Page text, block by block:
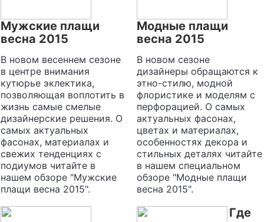
Мужские плащи
весна 2015
В новом весеннем сезоне
в центре внимания
кутюрье эклектика,
позволяющая воплотить в
жизнь самые смелые
дизайнерские решения. О
самых актуальных
фасонах, материалах и
свежих тенденциях с
подиумов читайте в
нашем обзоре "Мужские
плащи весна 2015".
Модные плащи
весна 2015
В новом сезоне
дизайнеры обращаются к
этно-стилю, модной
флористике и моделям с
перфорацией. О самых
актуальных фасонах,
цветах и материалах,
особенностях декора и
стильных деталях читайте
в нашем специальном
обзоре "Модные плащи
весна 2015".
Где